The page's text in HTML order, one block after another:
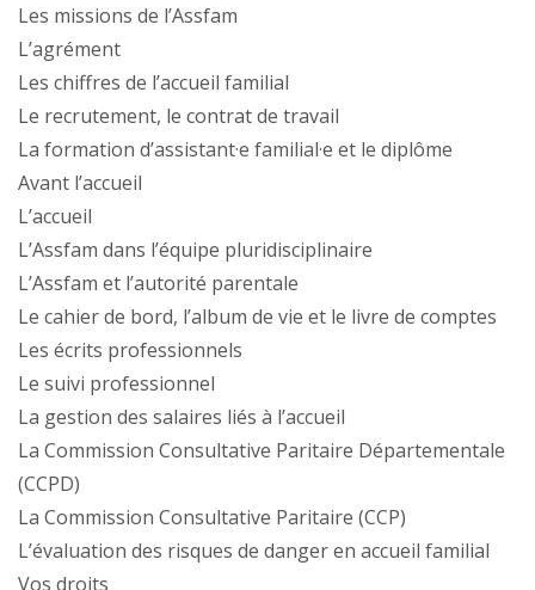
Les missions de l’Assfam
L’agrément
Les chiffres de l’accueil familial
Le recrutement, le contrat de travail
La formation d’assistant·e familial·e et le diplôme
Avant l’accueil
L’accueil
L’Assfam dans l’équipe pluridisciplinaire
L’Assfam et l’autorité parentale
Le cahier de bord, l’album de vie et le livre de comptes
Les écrits professionnels
Le suivi professionnel
La gestion des salaires liés à l’accueil
La Commission Consultative Paritaire Départementale
(CCPD)
La Commission Consultative Paritaire (CCP)
L’évaluation des risques de danger en accueil familial
Vos droits